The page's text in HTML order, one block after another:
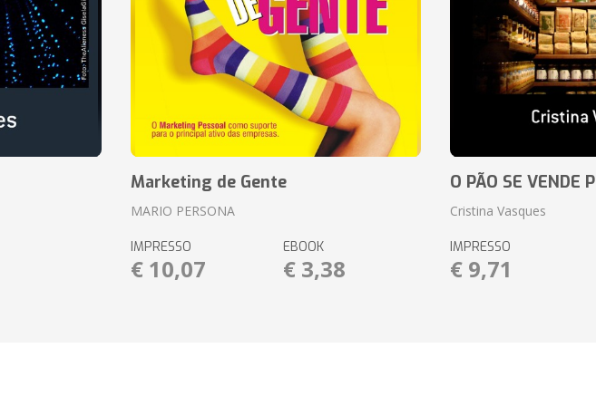
Marketing de Gente
MARIO PERSONA
IMPRESSO
€ 10,07
EBOOK
€ 3,38
O PÃO SE VENDE
Cristina Vasques
IMPRESSO
€ 9,71